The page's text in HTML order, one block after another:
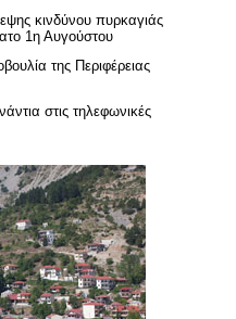
κινδύνου πυρκαγιάς
1η Αυγούστου
της Περιφέρειας
στις τηλεφωνικές